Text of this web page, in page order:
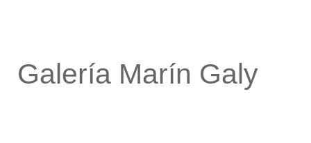
Galería Marín Galy